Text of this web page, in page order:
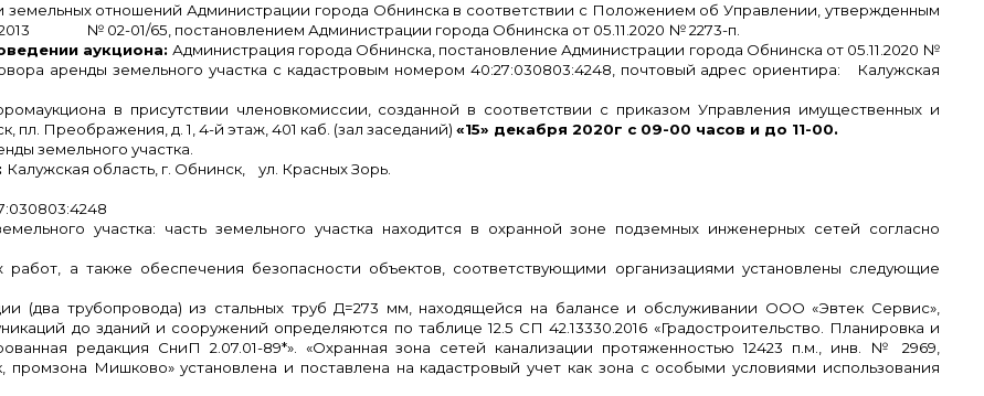
отношений Администрации города Обнинска в соответствии с Положением об Управлении, утвержденным
№ 02-01/65, постановлением Администрации города Обнинска от 05.11.2020 № 2273-п.
аукциона: Администрация города Обнинска, постановление Администрации города Обнинска от 05.11.2020 №
аренды земельного участка с кадастровым номером 40:27:030803:4248, почтовый адрес ориентира: Калужская
в присутствии членовкомиссии, созданной в соответствии с приказом Управления имущественных и
пл. Преображения, д. 1, 4-й этаж, 401 каб. (зал заседаний) «15» декабря 2020г с 09-00 часов и до 11-00.
земельного участка.
Калужская область, г. Обнинск, ул. Красных Зорь.
участка: часть земельного участка находится в охранной зоне подземных инженерных сетей согласно
работ, а также обеспечения безопасности объектов, соответствующими организациями установлены следующие
(два трубопровода) из стальных труб Д=273 мм, находящейся на балансе и обслуживании ООО «Эвтек Сервис»,
до зданий и сооружений определяются по таблице 12.5 СП 42.13330.2016 «Градостроительство. Планировка и
редакция СниП 2.07.01-89*». «Охранная зона сетей канализации протяженностью 12423 п.м., инв. № 2969,
промзона Мишково» установлена и поставлена на кадастровый учет как зона с особыми условиями использования